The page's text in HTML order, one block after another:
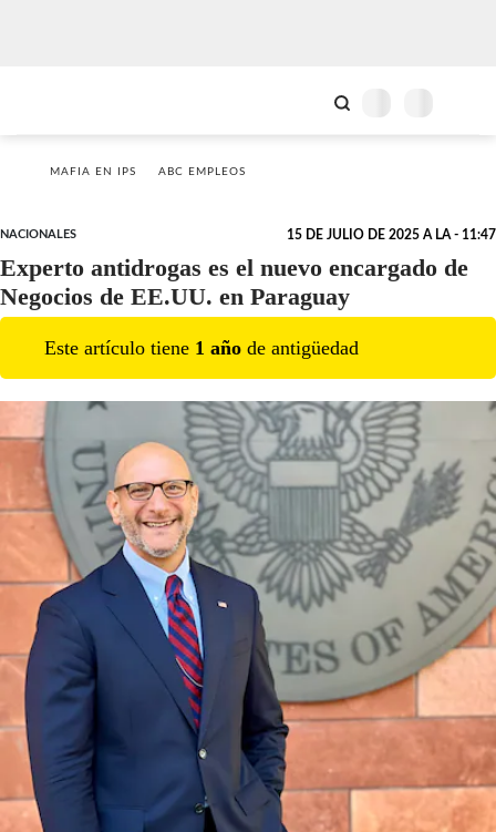
MAFIA EN IPS ABC EMPLEOS
NACIONALES 15 DE JULIO DE 2025 A LA - 11:47
Experto antidrogas es el nuevo encargado de
Negocios de EE.UU. en Paraguay
Este artículo tiene 1 año de antigüedad